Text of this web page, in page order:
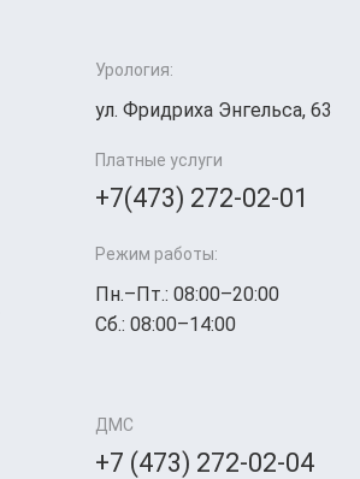
Урология:
ул. Фридриха Энгельса, 63
Платные услуги
+7(473) 272-02-01
Режим работы:
Пн.–Пт.: 08:00–20:00
Сб.: 08:00–14:00
ДМС
+7 (473) 272-02-04